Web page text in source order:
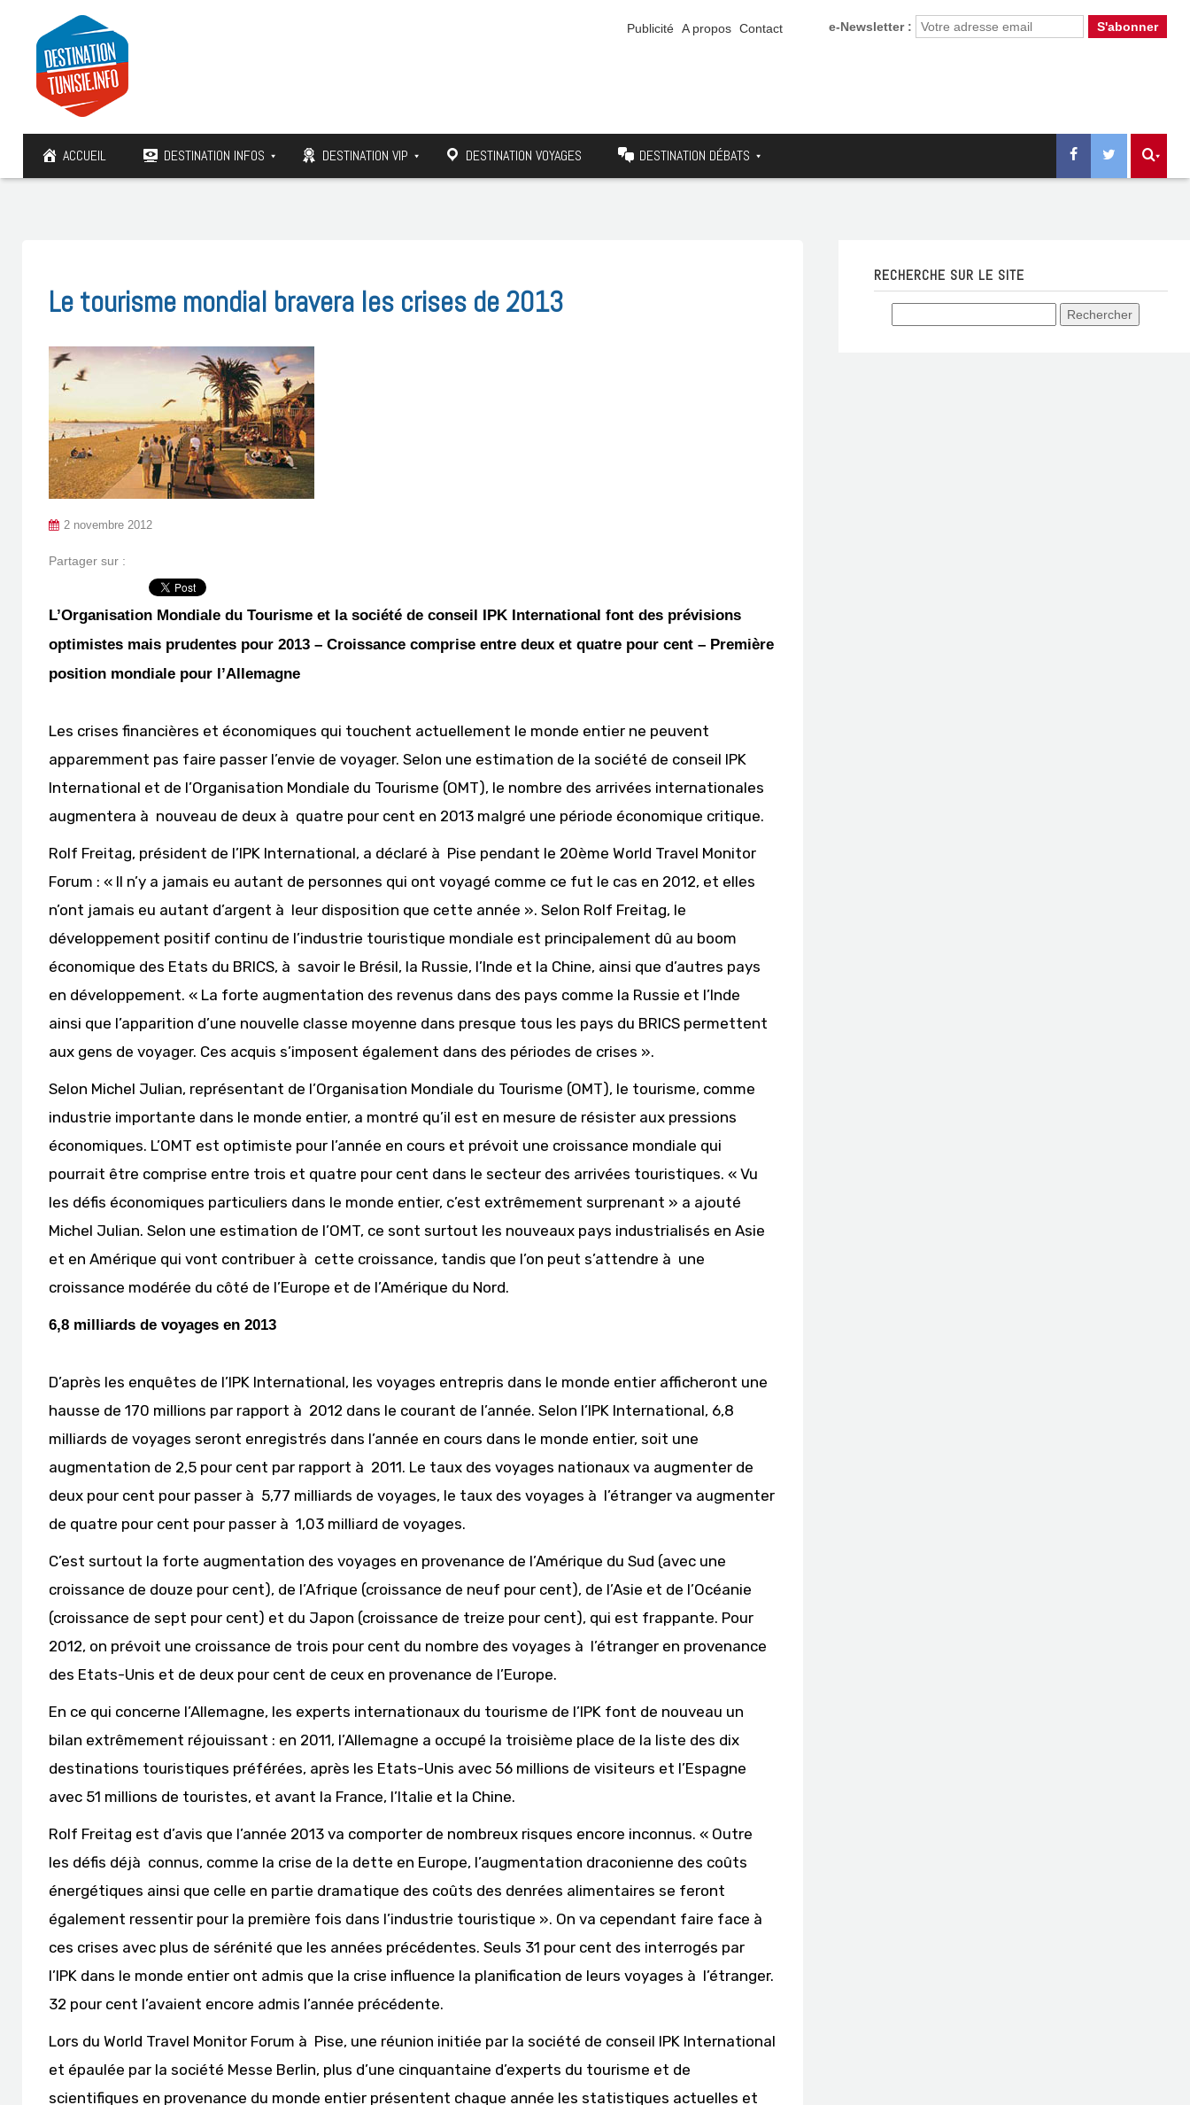
e-Newsletter :
Publicité A propos Contact
ACCUEIL DESTINATION INFOS DESTINATION VIP DESTINATION VOYAGES DESTINATION DÉBATS
Le tourisme mondial bravera les crises de 2013
2 novembre 2012
Partager sur :
L’Organisation Mondiale du Tourisme et la société de conseil IPK International font des prévisions
optimistes mais prudentes pour 2013 – Croissance comprise entre deux et quatre pour cent – Première
position mondiale pour l’Allemagne
Les crises financières et économiques qui touchent actuellement le monde entier ne peuvent
apparemment pas faire passer l’envie de voyager. Selon une estimation de la société de conseil IPK
International et de l’Organisation Mondiale du Tourisme (OMT), le nombre des arrivées internationales
augmentera à nouveau de deux à quatre pour cent en 2013 malgré une période économique critique.
Rolf Freitag, président de l’IPK International, a déclaré à Pise pendant le 20ème World Travel Monitor
Forum : « Il n’y a jamais eu autant de personnes qui ont voyagé comme ce fut le cas en 2012, et elles
n’ont jamais eu autant d’argent à leur disposition que cette année ». Selon Rolf Freitag, le
développement positif continu de l’industrie touristique mondiale est principalement dû au boom
économique des Etats du BRICS, à savoir le Brésil, la Russie, l’Inde et la Chine, ainsi que d’autres pays
en développement. « La forte augmentation des revenus dans des pays comme la Russie et l’Inde
ainsi que l’apparition d’une nouvelle classe moyenne dans presque tous les pays du BRICS permettent
aux gens de voyager. Ces acquis s’imposent également dans des périodes de crises ».
Selon Michel Julian, représentant de l’Organisation Mondiale du Tourisme (OMT), le tourisme, comme
industrie importante dans le monde entier, a montré qu’il est en mesure de résister aux pressions
économiques. L’OMT est optimiste pour l’année en cours et prévoit une croissance mondiale qui
pourrait être comprise entre trois et quatre pour cent dans le secteur des arrivées touristiques. « Vu
les défis économiques particuliers dans le monde entier, c’est extrêmement surprenant » a ajouté
Michel Julian. Selon une estimation de l’OMT, ce sont surtout les nouveaux pays industrialisés en Asie
et en Amérique qui vont contribuer à cette croissance, tandis que l’on peut s’attendre à une
croissance modérée du côté de l’Europe et de l’Amérique du Nord.
6,8 milliards de voyages en 2013
D’après les enquêtes de l’IPK International, les voyages entrepris dans le monde entier afficheront une
hausse de 170 millions par rapport à 2012 dans le courant de l’année. Selon l’IPK International, 6,8
milliards de voyages seront enregistrés dans l’année en cours dans le monde entier, soit une
augmentation de 2,5 pour cent par rapport à 2011. Le taux des voyages nationaux va augmenter de
deux pour cent pour passer à 5,77 milliards de voyages, le taux des voyages à l’étranger va augmenter
de quatre pour cent pour passer à 1,03 milliard de voyages.
C’est surtout la forte augmentation des voyages en provenance de l’Amérique du Sud (avec une
croissance de douze pour cent), de l’Afrique (croissance de neuf pour cent), de l’Asie et de l’Océanie
(croissance de sept pour cent) et du Japon (croissance de treize pour cent), qui est frappante. Pour
2012, on prévoit une croissance de trois pour cent du nombre des voyages à l’étranger en provenance
des Etats-Unis et de deux pour cent de ceux en provenance de l’Europe.
En ce qui concerne l’Allemagne, les experts internationaux du tourisme de l’IPK font de nouveau un
bilan extrêmement réjouissant : en 2011, l’Allemagne a occupé la troisième place de la liste des dix
destinations touristiques préférées, après les Etats-Unis avec 56 millions de visiteurs et l’Espagne
avec 51 millions de touristes, et avant la France, l’Italie et la Chine.
Rolf Freitag est d’avis que l’année 2013 va comporter de nombreux risques encore inconnus. « Outre
les défis déjà connus, comme la crise de la dette en Europe, l’augmentation draconienne des coûts
énergétiques ainsi que celle en partie dramatique des coûts des denrées alimentaires se feront
également ressentir pour la première fois dans l’industrie touristique ». On va cependant faire face à
ces crises avec plus de sérénité que les années précédentes. Seuls 31 pour cent des interrogés par
l’IPK dans le monde entier ont admis que la crise influence la planification de leurs voyages à l’étranger.
32 pour cent l’avaient encore admis l’année précédente.
Lors du World Travel Monitor Forum à Pise, une réunion initiée par la société de conseil IPK International
et épaulée par la société Messe Berlin, plus d’une cinquantaine d’experts du tourisme et de
scientifiques en provenance du monde entier présentent chaque année les statistiques actuelles et
RECHERCHE SUR LE SITE